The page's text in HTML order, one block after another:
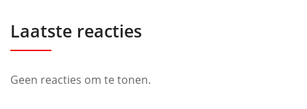
Laatste reacties
Geen reacties om te tonen.